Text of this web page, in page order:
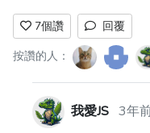
7個讚
回覆
按讚的人：
我愛JS 3年